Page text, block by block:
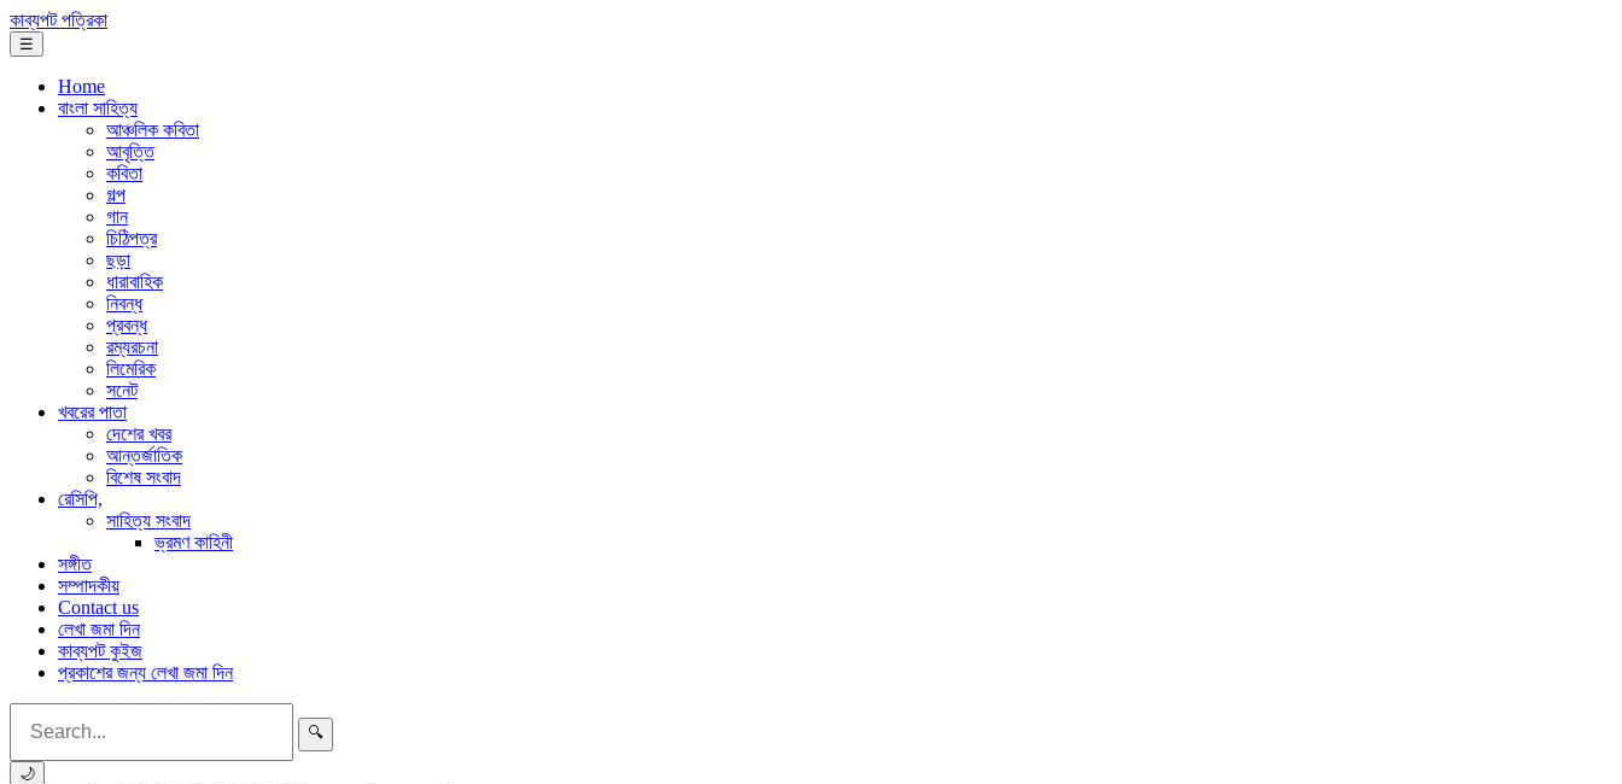
কাব্যপট পত্রিকা
☰
Home
বাংলা সাহিত্য
আঞ্চলিক কবিতা
আবৃত্তি
কবিতা
গল্প
গান
চিঠিপত্র
ছড়া
ধারাবাহিক
নিবন্ধ
প্রবন্ধ
রম্যরচনা
লিমেরিক
সনেট
খবরের পাতা
দেশের খবর
আন্তর্জাতিক
বিশেষ সংবাদ
রেসিপি,
সাহিত্য সংবাদ
ভ্রমণ কাহিনী
সঙ্গীত
সম্পাদকীয়
Contact us
লেখা জমা দিন
কাব্যপট কুইজ
প্রকাশের জন্য লেখা জমা দিন
🔍
🌙